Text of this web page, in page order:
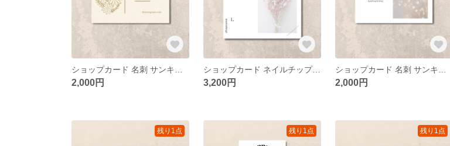
2,000円
ショップカード ネイルチップ台紙 サンキューカード
3,200円 2,000円
残り1点 残り1点 残り1点